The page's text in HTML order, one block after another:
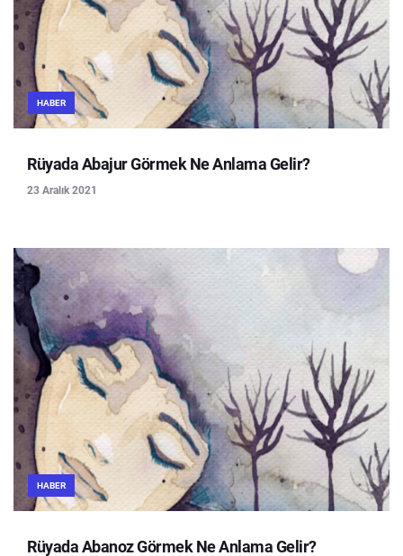
HABER
Rüyada Abajur Görmek Ne Anlama Gelir?
23 Aralık 2021
HABER
Rüyada Abanoz Görmek Ne Anlama Gelir?